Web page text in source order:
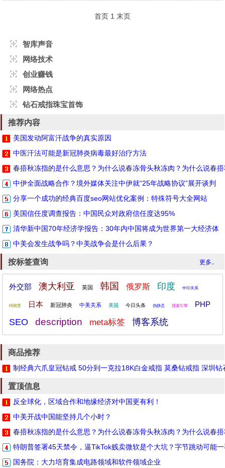
首页 1 末页
智库声音
网络技术
创业赚钱
网络热点
钻石戒指珠宝首饰
推荐内容
美国发动阿富汗战争的真实原因
中医汗法可能是新冠肺炎病毒最好治疗方法
春捂秋冻指的是什么意思？为什么说春冻骨头秋冻肉？为什么说春
中伊全面战略合作？境外媒体关注中伊就“25年战略协议”展开谈判
分享一个成功的经典百度seo网站优化案例：特殊符号大全网站
美国信任度调查报告：中国民众对政府信任度达95%
清华新中国70年经济学报告：30年内中国将成为世界第一大经济体
中美会发生战争吗？中美战争会是什么后果？
更多..
按标签查询
外交部 澳大利亚 英国 韩国 俄罗斯 印度 中印关系
特朗普 日本 新冠肺炎 中美关系 美国 今日头条 伪静态 搜索引擎 PHP
SEO description meta标签 博客系统
商品推荐
制经典六爪皇冠钻戒 50分到一克拉18K白金戒指 莫桑钻戒指 深圳钻
置顶信息
反全球化，区域合作和地缘经济对中国更有利！
中美开战中国能坚持几个小时？
春捂秋冻指的是什么意思？为什么说春冻骨头秋冻肉？为什么说春
特朗普签署45天禁令，逼TikTok贱卖微软是个大坑？字节跳动可能
国务院：大力培育集成电路领域和软件领域企业